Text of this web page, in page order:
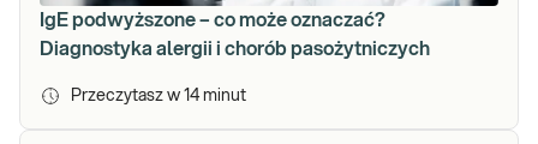
IgE podwyższone – co może oznaczać?
Diagnostyka alergii i chorób pasożytniczych
Przeczytasz w 14 minut